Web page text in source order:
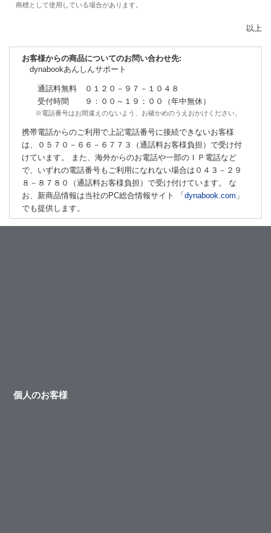
商標として使用している場合があります。
以上
お客様からの商品についてのお問い合わせ先:
dynabookあんしんサポート
通話料無料 ０１２０－９７－１０４８
受付時間 ９：００～１９：００（年中無休）
※電話番号はお間違えのないよう、お確かめのうえおかけください。
携帯電話からのご利用で上記電話番号に接続できないお客様
は、０５７０－６６－６７７３（通話料お客様負担）で受け付
けています。 また、海外からのお電話や一部のＩＰ電話など
で、いずれの電話番号もご利用になれない場合は０４３－２９
８－８７８０（通話料お客様負担）で受け付けています。 な
お、新商品情報は当社のPC総合情報サイト 「dynabook.com 」
でも提供します。
個人のお客様